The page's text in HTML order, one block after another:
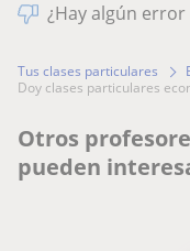
¿Hay algún
Tus clases particulares
doy clases particulares
Otros
pueden